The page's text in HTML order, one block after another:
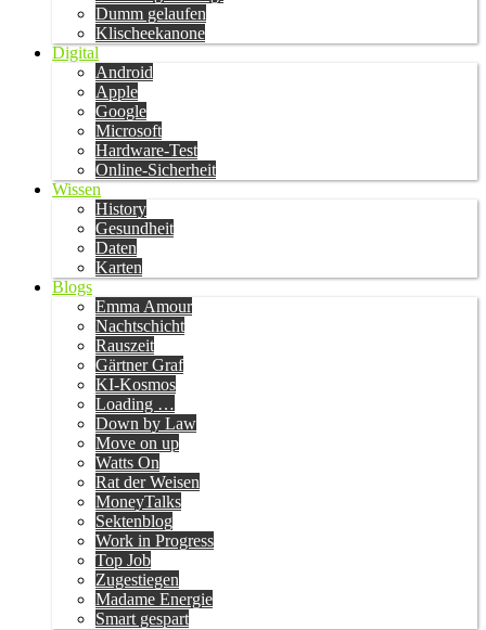
Dumm gelaufen
Klischeekanone
Digital
Android
Apple
Google
Microsoft
Hardware-Test
Online-Sicherheit
Wissen
History
Gesundheit
Daten
Karten
Blogs
Emma Amour
Nachtschicht
Rauszeit
Gärtner Graf
KI-Kosmos
Loading …
Down by Law
Move on up
Watts On
Rat der Weisen
MoneyTalks
Sektenblog
Work in Progress
Top Job
Zugestiegen
Madame Energie
Smart gespart